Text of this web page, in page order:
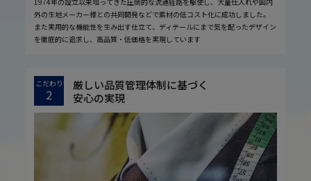
外の生地メーカー様との共同開発などで素材の低コスト化に成功しました。
また実用的な機能性を生み出す仕立て、ディテールにまで気を配ったデザイン
を徹底的に追求し、高品質・低価格を実現しています
こだわり
2
厳しい品質管理体制に基づく
安心の実現